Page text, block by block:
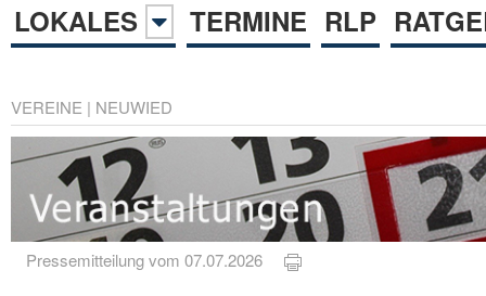
LOKALES
TERMINE RLP
VEREINE | NEUWIED
Pressemitteilung vom 07.07.2026